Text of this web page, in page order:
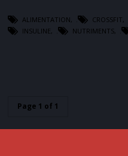
ALIMENTATION, CROSSFIT,
INSULINE, NUTRIMENTS,
Page 1 of 1